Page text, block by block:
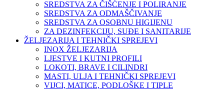
SREDSTVA ZA ČIŠĆENJE I POLIRANJE
SREDSTVA ZA ODMAŠČIVANJE
SREDSTVA ZA OSOBNU HIGIJENU
ZA DEZINFEKCIJU, SUĐE I SANITARIJE
ŽELJEZARIJA I TEHNIČKI SPREJEVI
INOX ŽELJEZARIJA
LJESTVE I KUTNI PROFILI
LOKOTI, BRAVE I CILINDRI
MASTI, ULJA I TEHNIČKI SPREJEVI
VIJCI, MATICE, PODLOŠKE I TIPLE